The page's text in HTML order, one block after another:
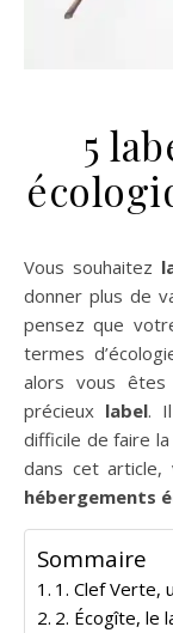
5
Vous souhaitez
donner plus de
pensez que
termes
alors vous êtes
précieux label.
difficile de faire
dans cet article,
hébergements
Sommaire
1. Clef Verte,
2. Écogîte, le